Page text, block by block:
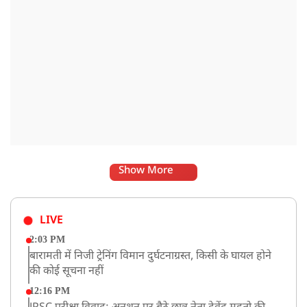
Show More
LIVE
2:03 PM
बारामती में निजी ट्रेनिंग विमान दुर्घटनाग्रस्त, किसी के घायल होने
की कोई सूचना नहीं
12:16 PM